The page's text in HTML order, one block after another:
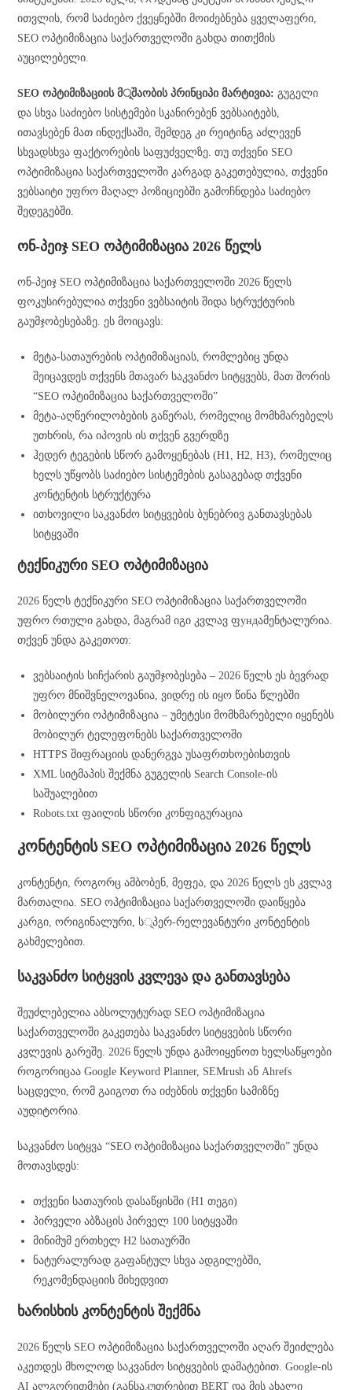
ითვლის, რომ საძიებო ქვეყნებში მოიძებნება ყველაფერი,
SEO ოპტიმიზაცია საქართველოში გახდა თითქმის
აუცილებელი.
SEO ოპტიმიზაციის მূშაობის პრინციპი მარტივია: გუგელი
და სხვა საძიებო სისტემები სკანირებენ ვებსაიტებს,
ითავსებენ მათ ინდექსაში, შემდეგ კი რეიტინგ აძლევენ
სხვადსხვა ფაქტორების საფუძველზე. თუ თქვენი SEO
ოპტიმიზაცია საქართველოში კარგად გაკეთებულია, თქვენი
ვებსაიტი უფრო მაღალ პოზიციებში გამოჩნდება საძიებო
შედეგებში.
ონ-პეიჯ SEO ოპტიმიზაცია 2026 წელს
ონ-პეიჯ SEO ოპტიმიზაცია საქართველოში 2026 წელს
ფოკუსირებულია თქვენი ვებსაიტის შიდა სტრუქტურის
გაუმჯობესებაზე. ეს მოიცავს:
მეტა-სათაურების ოპტიმიზაციას, რომლებიც უნდა
შეიცავდეს თქვენს მთავარ საკვანძო სიტყვებს, მათ შორის
“SEO ოპტიმიზაცია საქართველოში”
მეტა-აღწერილობების გაწერას, რომელიც მომხმარებელს
უთხრის, რა იპოვის ის თქვენ გვერდზე
ჰედერ ტეგების სწორ გამოყენებას (H1, H2, H3), რომელიც
ხელს უწყობს საძიებო სისტემების გასაგებად თქვენი
კონტენტის სტრუქტურა
ითხოვილი საკვანძო სიტყვების ბუნებრივ განთავსებას
სიტყვაში
ტექნიკური SEO ოპტიმიზაცია
2026 წელს ტექნიკური SEO ოპტიმიზაცია საქართველოში
უფრო რთული გახდა, მაგრამ იგი კვლავ ფундამენტალურია.
თქვენ უნდა გაკეთოთ:
ვებსაიტის სიჩქარის გაუმჯობესება – 2026 წელს ეს ბევრად
უფრო მნიშვნელოვანია, ვიდრე ის იყო წინა წლებში
მობილური ოპტიმიზაცია – უმეტესი მომხმარებელი იყენებს
მობილურ ტელეფონებს საქართველოში
HTTPS შიფრაციის დანერგვა უსაფრთხოებისთვის
XML სიტმაპის შექმნა გუგელის Search Console-ის
საშუალებით
Robots.txt ფაილის სწორი კონფიგურაცია
კონტენტის SEO ოპტიმიზაცია 2026 წელს
კონტენტი, როგორც ამბობენ, მეფეა, და 2026 წელს ეს კვლავ
მართალია. SEO ოპტიმიზაცია საქართველოში დაიწყება
კარგი, ორიგინალური, სূპერ-რელევანტური კონტენტის
გახმელებით.
საკვანძო სიტყვის კვლევა და განთავსება
შეუძლებელია აბსოლუტურად SEO ოპტიმიზაცია
საქართველოში გაკეთება საკვანძო სიტყვების სწორი
კვლევის გარეშე. 2026 წელს უნდა გამოიყენოთ ხელსაწყოები
როგორიცაა Google Keyword Planner, SEMrush ან Ahrefs
საცდელი, რომ გაიგოთ რა იძებნის თქვენი სამიზნე
აუდიტორია.
საკვანძო სიტყვა “SEO ოპტიმიზაცია საქართველოში” უნდა
მოთავსდეს:
თქვენი სათაურის დასაწყისში (H1 თეგი)
პირველი აბზაცის პირველ 100 სიტყვაში
მინიმუმ ერთხელ H2 სათაურში
ნატურალურად გაფანტულ სხვა ადგილებში,
რეკომენდაციის მიხედვით
ხარისხის კონტენტის შექმნა
2026 წელს SEO ოპტიმიზაცია საქართველოში აღარ შეიძლება
აკეთდეს მხოლოდ საკვანძო სიტყვების დამატებით. Google-ის
AI ალგორითმები (განსაკუთრებით BERT და მის ახალი